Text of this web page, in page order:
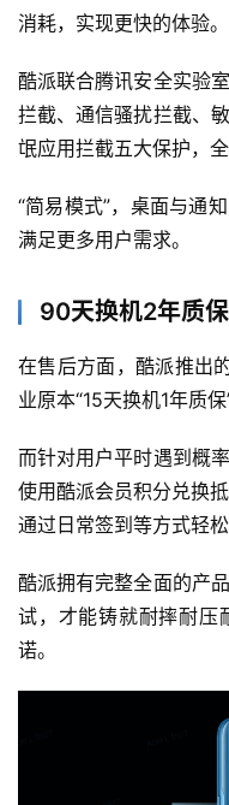
消耗，实现更快的体验。
酷派联合腾讯安全实验
拦截、通信骚扰拦截、
氓应用拦截五大保护，
“简易模式”，桌面与通
满足更多用户需求。
90天换机2年质
在售后方面，酷派推出
业原本“15天换机1年质
而针对用户平时遇到概
使用酷派会员积分兑换
通过日常签到等方式轻松
酷派拥有完整全面的产
试，才能铸就耐摔耐压
诺。